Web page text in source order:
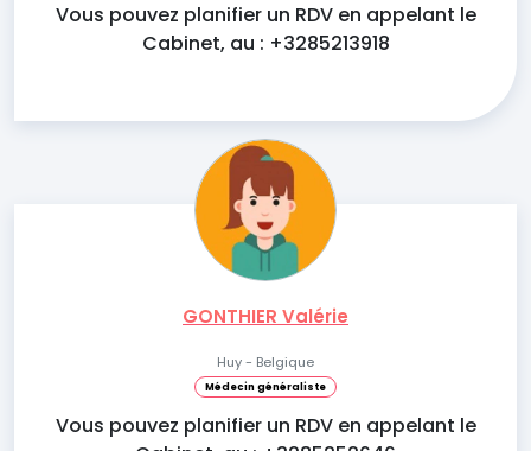
Vous pouvez planifier un RDV en appelant le
Cabinet, au : +3285213918
GONTHIER Valérie
Huy - Belgique
Médecin généraliste
Vous pouvez planifier un RDV en appelant le